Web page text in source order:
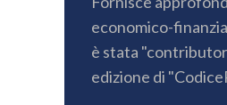
economico-
è stata
edizione di